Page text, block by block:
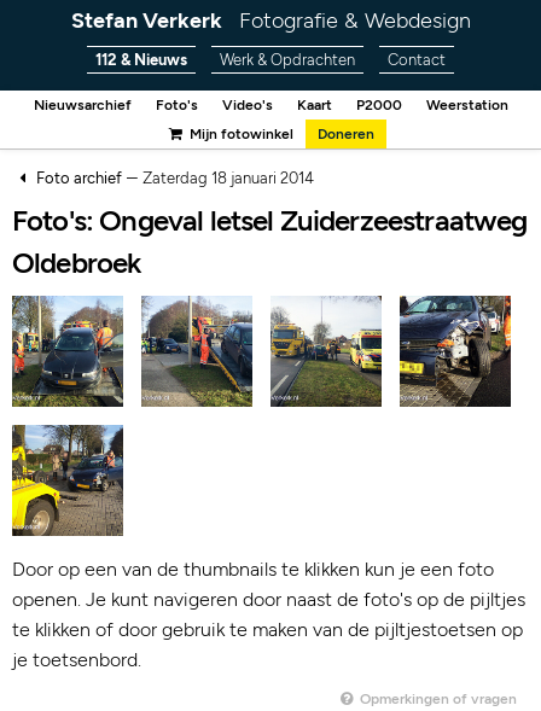
Stefan Verkerk Fotografie & Webdesign
112 & Nieuws Werk & Opdrachten Contact
Nieuwsarchief Foto's Video's Kaart P2000
Weerstation
Mijn fotowinkel
Doneren
Foto archief– Zaterdag 18 januari 2014
Foto's: Ongeval letsel Zuiderzeestraatweg
Oldebroek
Door op een van de thumbnails te klikken kun je een foto
openen. Je kunt navigeren door naast de foto's op de pijltjes
te klikken of door gebruik te maken van de pijltjestoetsen op
je toetsenbord.
Opmerkingen of vragen